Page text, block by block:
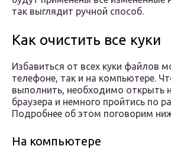
так выглядит ручной способ.
Как очистить все куки
Избавиться от всех куки файлов
телефоне, так и на компьютере.
выполнить, необходимо открыть
браузера и немного пройтись по
Подробнее об этом поговорим
На компьютере